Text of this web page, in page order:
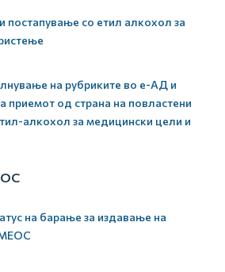
постапување со етил алкохол за
на рубриките во е-АД и
приемот од страна на повластени
алкохол за медицински цели и
на барање за издавање на